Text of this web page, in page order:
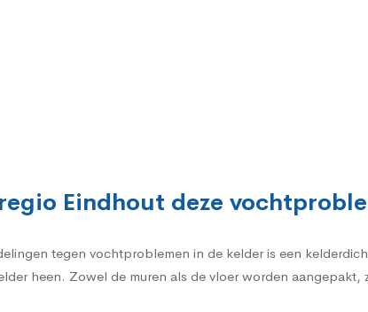
Eindhout deze
tegen vochtproblemen in de kelder is een
heen. Zowel de muren als de vloer worden